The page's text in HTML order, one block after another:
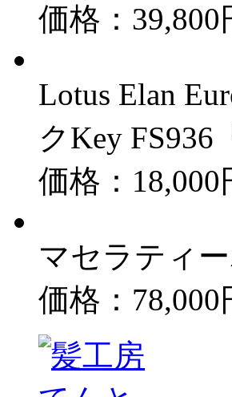
価格：39,800
Lotus Elan
クKey FS936
価格：18,000
マセラティ
価格：78,000